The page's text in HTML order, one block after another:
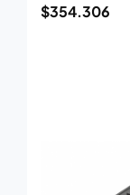
$354.306